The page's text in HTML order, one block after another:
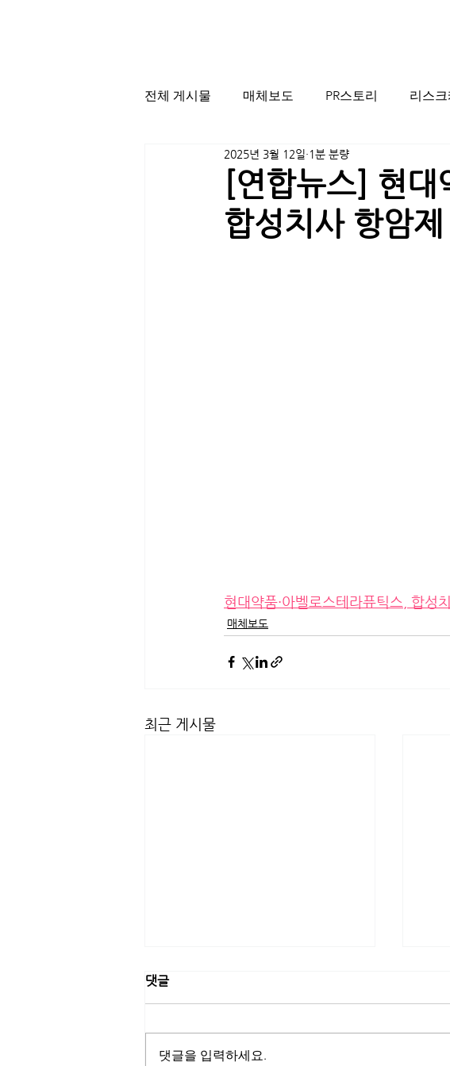
전체 게시물 매체보도 PR스토리 리스
[연합뉴스] 현대
합성치사 항암
2025년 3월 12일 1분 분량
현대약품·아벨로스테라퓨틱스, 합성
매체보도
최근 게시물
댓글
댓글을 입력하세요.